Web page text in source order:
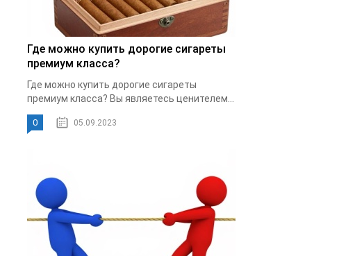
Где можно купить дорогие сигареты
премиум класса?
Где можно купить дорогие сигареты
премиум класса? Вы являетесь ценителем...
0 05.09.2023